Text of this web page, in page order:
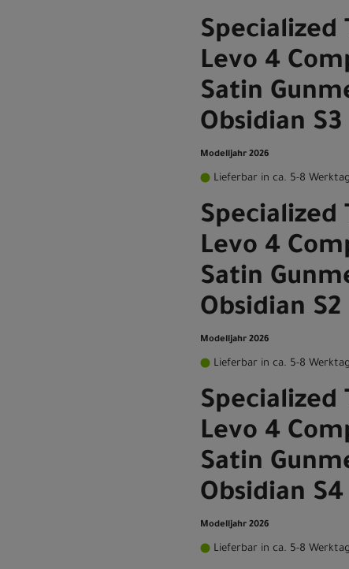
Specialized
Levo 4
Satin
Obsidian S3
Modelljahr 2026
Lieferbar in ca. 5-8
Specialized
Levo 4
Satin
Obsidian S2
Modelljahr 2026
Lieferbar in ca. 5-8
Specialized
Levo 4
Satin
Obsidian S4
Modelljahr 2026
Lieferbar in ca. 5-8